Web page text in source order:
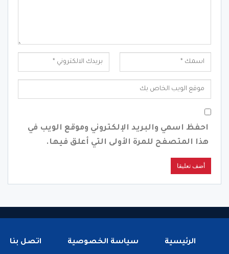
احفظ اسمي والبريد الإلكتروني وموقع الويب في
هذا المتصفح للمرة الأولى التي أعلق فيها.
الرئيسية سياسة الخصوصية اتصل بنا